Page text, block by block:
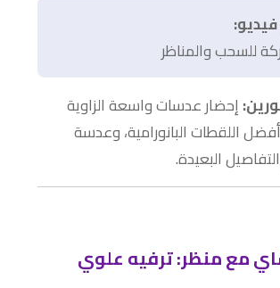
للسحب والمناظر
إحضار عدسات واسعة الزاوية
اللقطات البانورامية، وعدسة
البعيدة.
مع منظر: ترفيه علوي